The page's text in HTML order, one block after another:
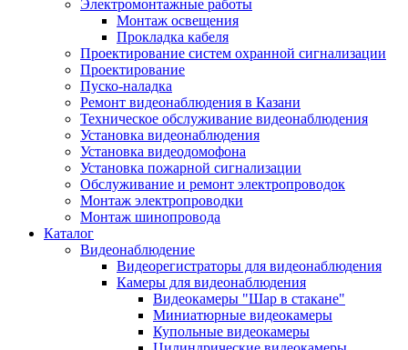
Электромонтажные работы
Монтаж освещения
Прокладка кабеля
Проектирование систем охранной сигнализации
Проектирование
Пуско-наладка
Ремонт видеонаблюдения в Казани
Техническое обслуживание видеонаблюдения
Установка видеонаблюдения
Установка видеодомофона
Установка пожарной сигнализации
Обслуживание и ремонт электропроводок
Монтаж электропроводки
Монтаж шинопровода
Каталог
Видеонаблюдение
Видеорегистраторы для видеонаблюдения
Камеры для видеонаблюдения
Видеокамеры "Шар в стакане"
Миниатюрные видеокамеры
Купольные видеокамеры